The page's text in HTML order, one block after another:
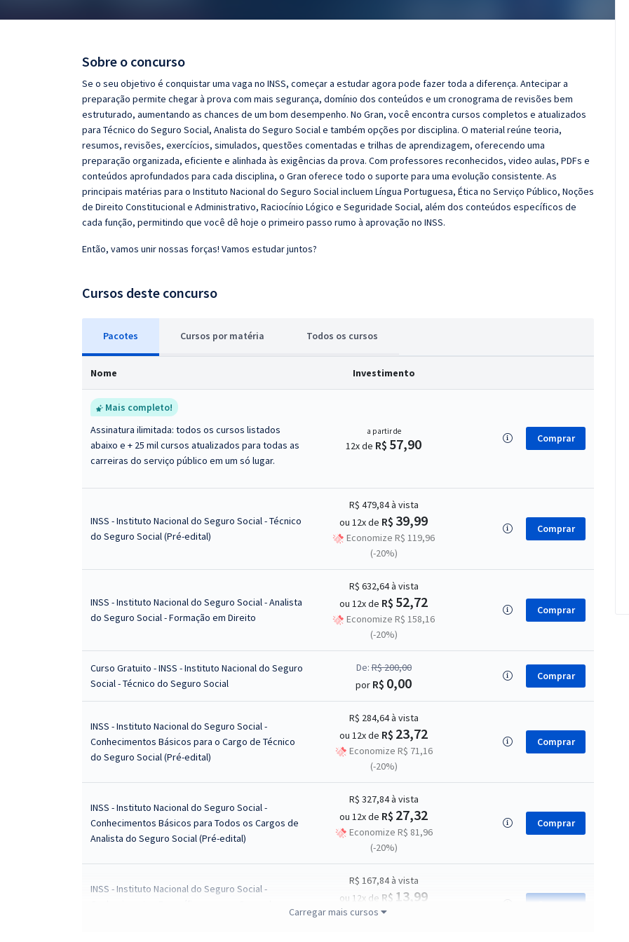
Questões grátis
Conteúdo gratuito
Sobre o concurso
Se o seu objetivo é conquistar uma vaga no INSS, começar a estudar agora pode fazer toda a diferença. Antecipar a
preparação permite chegar à prova com mais segurança, domínio dos conteúdos e um cronograma de revisões bem
estruturado, aumentando as chances de um bom desempenho. No Gran, você encontra cursos completos e atualizados
para Técnico do Seguro Social, Analista do Seguro Social e também opções por disciplina. O material reúne teoria,
resumos, revisões, exercícios, simulados, questões comentadas e trilhas de aprendizagem, oferecendo uma
preparação organizada, eficiente e alinhada às exigências da prova. Com professores reconhecidos, video aulas, PDFs e
conteúdos aprofundados para cada disciplina, o Gran oferece todo o suporte para uma evolução consistente. As
principais matérias para o Instituto Nacional do Seguro Social incluem Língua Portuguesa, Ética no Serviço Público, Noções
de Direito Constitucional e Administrativo, Raciocínio Lógico e Seguridade Social, além dos conteúdos específicos de
cada função, permitindo que você dê hoje o primeiro passo rumo à aprovação no INSS.
Então, vamos unir nossas forças! Vamos estudar juntos?
Cursos deste concurso
Pacotes Cursos por matéria Todos os cursos
Nome Investimento
Mais completo!
Assinatura ilimitada: todos os cursos listados
abaixo e + 25 mil cursos atualizados para todas as
carreiras do serviço público em um só lugar.
a partir de
12x de R$ 57,90 Comprar
INSS - Instituto Nacional do Seguro Social - Técnico
do Seguro Social (Pré-edital)
R$ 479,84à vista
ou 12x de R$ 39,99
Economize R$ 119,96
(-20%)
Comprar
INSS - Instituto Nacional do Seguro Social - Analista
do Seguro Social - Formação em Direito
R$ 632,64à vista
ou 12x de R$ 52,72
Economize R$ 158,16
(-20%)
Comprar
Curso Gratuito - INSS - Instituto Nacional do Seguro
Social - Técnico do Seguro Social
De:R$ 200,00
por R$ 0,00 Comprar
INSS - Instituto Nacional do Seguro Social -
Conhecimentos Básicos para o Cargo de Técnico
do Seguro Social (Pré-edital)
R$ 284,64à vista
ou 12x de R$ 23,72
Economize R$ 71,16
(-20%)
Comprar
INSS - Instituto Nacional do Seguro Social -
Conhecimentos Básicos para Todos os Cargos de
Analista do Seguro Social (Pré-edital)
R$ 327,84à vista
ou 12x de R$ 27,32
Economize R$ 81,96
(-20%)
Comprar
INSS - Instituto Nacional do Seguro Social -
R$ 167,84à vista
ou 12x de R$ 13,99
Economize R$ 41,96
Comprar
Carregar mais cursos